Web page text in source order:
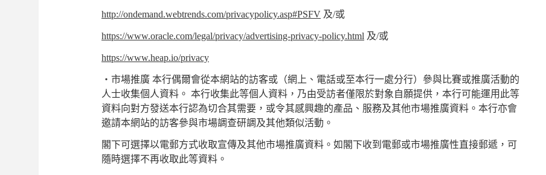
http://ondemand.webtrends.com/privacypolicy.asp#PSFV 及/或
https://www.oracle.com/legal/privacy/advertising-privacy-policy.html 及/或
https://www.heap.io/privacy
‧市場推廣 本行偶爾會從本網站的訪客或（網上、電話或至本行一處分行）參與比賽或推廣活動的
人士收集個人資料。 本行收集此等個人資料，乃由受訪者僅限於對象自願提供，本行可能運用此等
資料向對方發送本行認為切合其需要，或令其感興趣的產品、服務及其他市場推廣資料。本行亦會
邀請本網站的訪客參與市場調查研調及其他類似活動。
閣下可選擇以電郵方式收取宣傳及其他市場推廣資料。如閣下收到電郵或市場推廣性直接郵遞，可
隨時選擇不再收取此等資料。